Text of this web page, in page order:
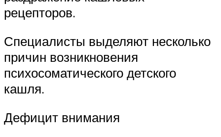
рецепторов.
Специалисты выделяют несколько
причин возникновения
психосоматического детского
кашля.
Дефицит внимания